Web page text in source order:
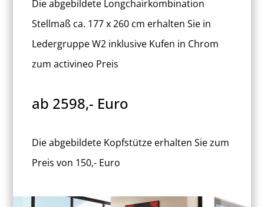
Die abgebildete Longchairkombination
Stellmaß ca. 177 x 260 cm erhalten Sie in
Ledergruppe W2 inklusive Kufen in Chrom
zum activineo Preis
ab 2598,- Euro
Die abgebildete Kopfstütze erhalten Sie zum
Preis von 150,- Euro